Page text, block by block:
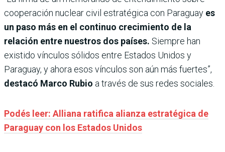
cooperación nuclear civil estratégica con Paraguay es
un paso más en el continuo crecimiento de la
relación entre nuestros dos países. Siempre han
existido vínculos sólidos entre Estados Unidos y
Paraguay, y ahora esos vínculos son aún más fuertes”,
destacó Marco Rubio a través de sus redes sociales.
Podés leer: Alliana ratifica alianza estratégica de
Paraguay con los Estados Unidos